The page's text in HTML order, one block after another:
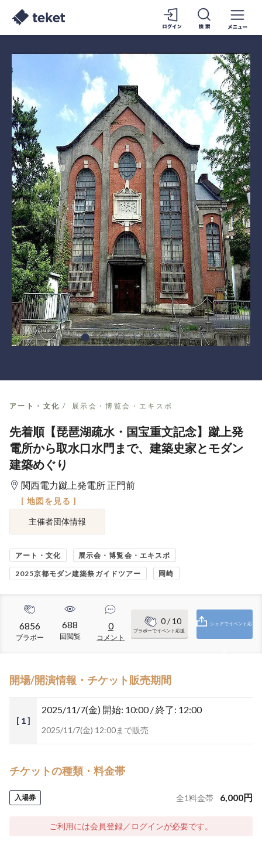
アート・文化 展示会・博覧会・エキスポ
先着順【琵琶湖疏水・国宝重文記念】蹴上発
電所から取水口水門まで、建築史家とモダン
建築めぐり
関西電力蹴上発電所 正門前
[ 地図を見る ]
主催者団体情報
アート・文化 展示会・博覧会・エキスポ
2025京都モダン建築祭ガイドツアー 岡崎
6856
ブラボー
688
回閲覧
0
コメント
0/ 10
ブラボーでイベント応援
シェアでイベント応
開場/開演情報・チケット販売期間
[ 1 ]
2025/11/7(金) 開始: 10:00 / 終了: 12:00
2025/11/7(金) 12:00まで販売
チケットの種類・料金帯
入場券 全1料金帯 6,000円
ご利用には会員登録／ログインが必要です。